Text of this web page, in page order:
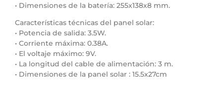
• Dimensiones de la batería: 255x138x8 mm.
Características técnicas del panel solar:
• Potencia de salida: 3.5W.
• Corriente máxima: 0.38A.
• El voltaje máximo: 9V.
• La longitud del cable de alimentación: 3 m.
• Dimensiones de la panel solar : 15.5x27cm